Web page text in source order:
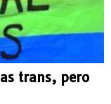
trans, pero